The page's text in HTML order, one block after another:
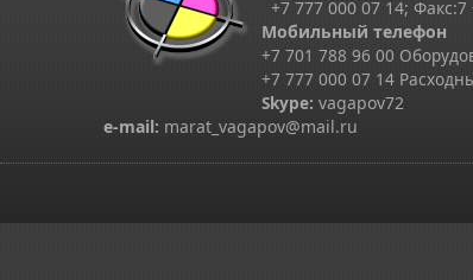
+7 777 000 07 14; Факс:7
Мобильный телефон
+7 701 788 96 00
+7 777 000 07 14
Skype: vagapov72
e-mail: marat_vagapov@mail.ru